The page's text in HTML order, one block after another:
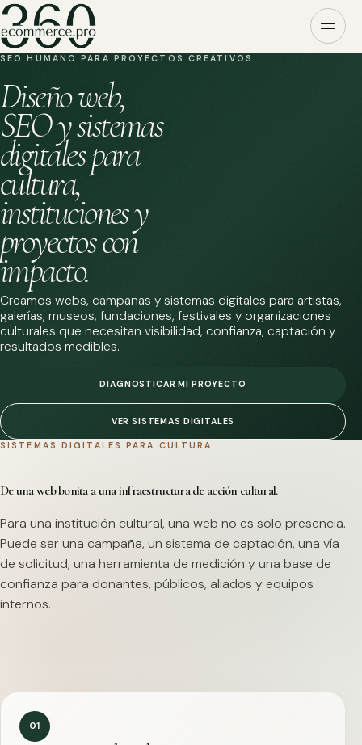
SEO HUMANO PARA PROYECTOS CREATIVOS
Diseño web,
SEO y sistemas
digitales para
cultura,
instituciones y
proyectos con
impacto.
Creamos webs, campañas y sistemas digitales para artistas,
galerías, museos, fundaciones, festivales y organizaciones
culturales que necesitan visibilidad, confianza, captación y
resultados medibles.
DIAGNOSTICAR MI PROYECTO
VER SISTEMAS DIGITALES
SISTEMAS DIGITALES PARA CULTURA
De una web bonita a una infraestructura de acción cultural.
Para una institución cultural, una web no es solo presencia.
Puede ser una campaña, un sistema de captación, una vía
de solicitud, una herramienta de medición y una base de
confianza para donantes, públicos, aliados y equipos
internos.
01